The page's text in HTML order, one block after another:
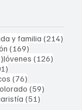
entradas
y familia (214)
(169)
131 entradas
Jóvenes (126)
(76)
(59)
(51)